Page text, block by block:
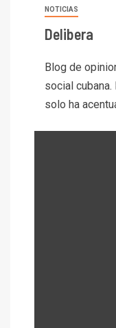
NOTICIAS
Delibera
Blog de
social cubana.
solo ha